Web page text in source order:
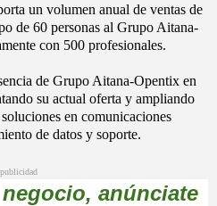
un volumen anual de ventas de
de 60 personas al Grupo Aitana-
con 500 profesionales.
de Grupo Aitana-Opentix en
su actual oferta y ampliando
en comunicaciones
de datos y soporte.
publicidad
anúnciate